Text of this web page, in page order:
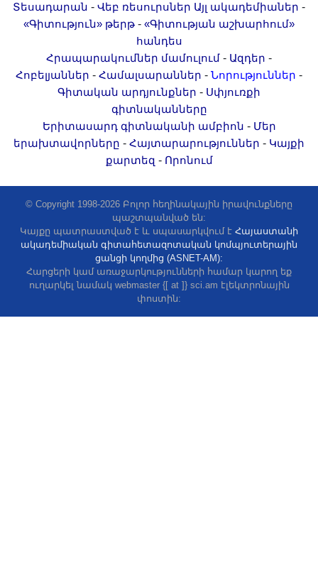
Տեսադարան - Վեբ ռեսուրսներ Այլ ակադեմիաներ -
«Գիտություն» թերթ - «Գիտության աշխարհում»
հանդես
Հրապարակումներ մամուլում - Ազդեր -
Հոբելյաններ - Համալսարաններ - Նորություններ -
Գիտական արդյունքներ - Սփյուռքի
գիտնականները
Երիտասարդ գիտնականի ամբիոն - Մեր
երախտավորները - Հայտարարություններ - Կայքի
քարտեզ - Որոնում
© Copyright 1998-2026 Բոլոր հեղինակային իրավունքները
պաշտպանված են:
Կայքը պատրաստված է և սպասարկվում է Հայաստանի
ակադեմիական գիտահետազոտական կոմպյուտերային
ցանցի կողմից (ASNET-AM):
Հարցերի կամ առաջարկությունների համար կարող եք
ուղարկել նամակ webmaster {[ at ]} sci.am էլեկտրոնային
փոստին: